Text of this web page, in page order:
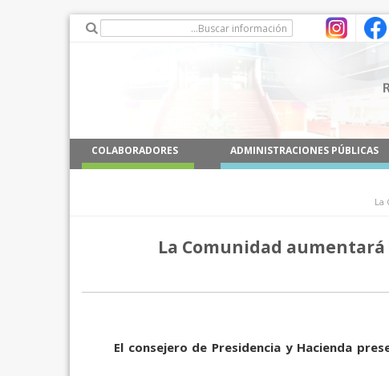
ADMINISTRACIONES PÚBLICAS
COLABORADORES
La
La Comunidad
El consejero de Presidencia y Hacienda